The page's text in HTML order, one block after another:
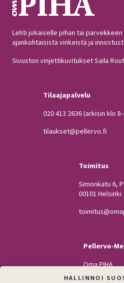
HALLINNOI
Lehti jokaiselle pihan tai
ajankohtaisista vinkeistä ja
Sivuston vinjettikuvitukset Saila
Tilaajapalvelu
020 413 2636(arkisin klo
tilaukset@pellervo.fi
Toimitus
Simonkatu 6,
00101 Helsinki
Pellervo-
Oma PIHA
Kodin